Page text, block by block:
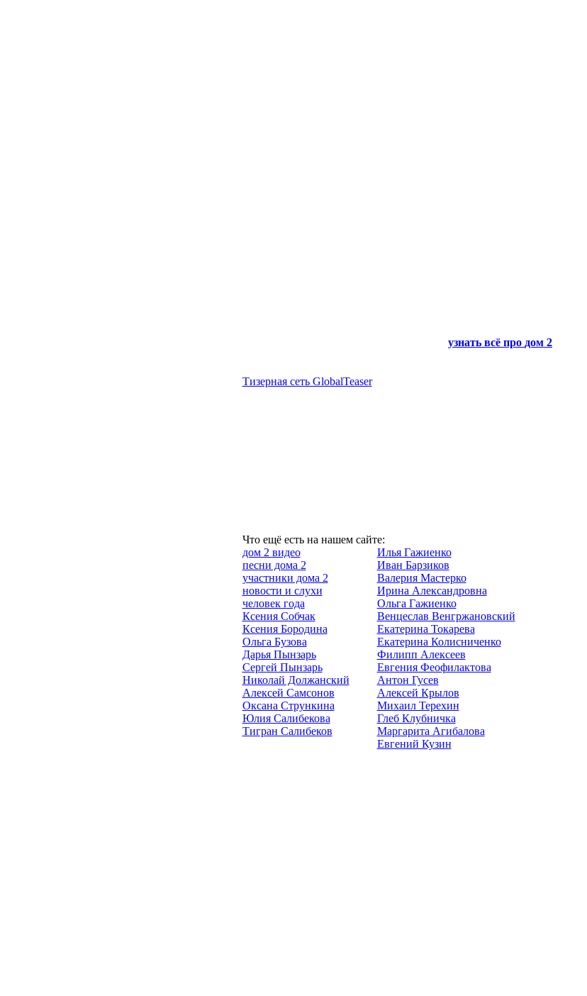
узнать всё про дом 2
Тизерная сеть GlobalTeaser
Что ещё есть на нашем сайте:
дом 2 видео
песни дома 2
участники дома 2
новости и слухи
человек года
Ксения Собчак
Ксения Бородина
Ольга Бузова
Дарья Пынзарь
Сергей Пынзарь
Николай Должанский
Алексей Самсонов
Оксана Стрункина
Юлия Салибекова
Тигран Салибеков
Илья Гажиенко
Иван Барзиков
Валерия Мастерко
Ирина Александровна
Ольга Гажиенко
Венцеслав Венгржановский
Екатерина Токарева
Екатерина Колисниченко
Филипп Алексеев
Евгения Феофилактова
Антон Гусев
Алексей Крылов
Михаил Терехин
Глеб Клубничка
Маргарита Агибалова
Евгений Кузин